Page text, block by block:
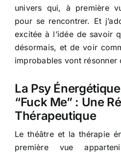
univers qui, à première
pour se rencontrer. Et
excitée à l’idée de savoir
désormais, et de voir
improbables vont résonner
La Psy
“Fuck Me” : Une
Thérapeutique
Le théâtre et la thérapie
première vue